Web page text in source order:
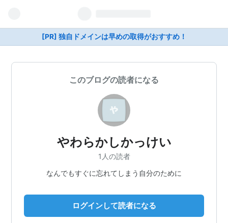
[PR] 独自ドメインは早めの取得がおすすめ！
このブログの読者になる
やわらかしかっけい
1人の読者
なんでもすぐに忘れてしまう自分のために
ログインして読者になる